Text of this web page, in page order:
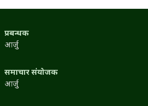
प्रबन्धक
आर्जु
समाचार संयोजक
आर्जु